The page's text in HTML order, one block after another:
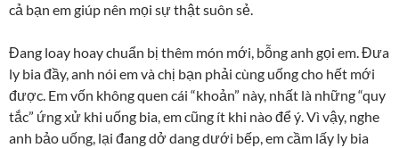
cả bạn em giúp nên mọi sự thật suôn sẻ.
Đang loay hoay chuẩn bị thêm món mới, bỗng anh gọi em. Đưa
ly bia đầy, anh nói em và chị bạn phải cùng uống cho hết mới
được. Em vốn không quen cái “khoản” này, nhất là những “quy
tắc” ứng xử khi uống bia, em cũng ít khi nào để ý. Vì vậy, nghe
anh bảo uống, lại đang dở dang dưới bếp, em cầm lấy ly bia